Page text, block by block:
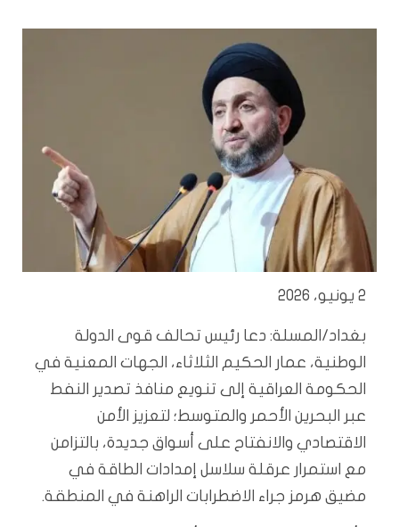
2 يونيو، 2026
بغداد/المسلة: دعا رئيس تحالف قوى الدولة
الوطنية، عمار الحكيم الثلاثاء، الجهات المعنية في
الحكومة العراقية إلى تنويع منافذ تصدير النفط
عبر البحرين الأحمر والمتوسط؛ لتعزيز الأمن
الاقتصادي والانفتاح على أسواق جديدة، بالتزامن
مع استمرار عرقلة سلاسل إمدادات الطاقة في
مضيق هرمز جراء الاضطرابات الراهنة في المنطقة.